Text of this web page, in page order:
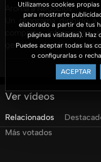
Utilizamos cookies
para mostrarte
elaborado a partir de tus
páginas visitadas). Haz
Puedes aceptar todas las
o configurarlas o
ACEPTAR
Aroma a Negocios
Un programa dirigido
compartir información
gestión de los
profesional con un
en las organizaciones.
Hoy tenemos a la Dra.
podemos invertir
plataformas.
Ver vídeos
Relacionados
Más votados